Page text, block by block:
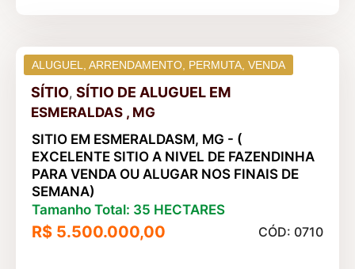
SÍTIO, SÍTIO DE ALUGUEL EM
ESMERALDAS , MG
SITIO EM ESMERALDASM, MG - (
EXCELENTE SITIO A NIVEL DE FAZENDINHA
PARA VENDA OU ALUGAR NOS FINAIS DE
SEMANA)
Tamanho Total: 35 HECTARES
ALUGUEL ARRENDAMENTO PERMUTA VENDA
R$ 5.500.000,00 CÓD: 0710